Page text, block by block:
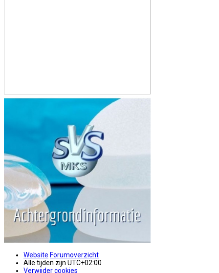
Website Forumoverzicht
Alle tijden zijn UTC+02:00
Verwijder cookies